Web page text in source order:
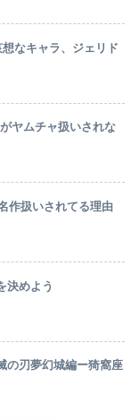
なキャラ、ジェリド
ヤムチャ扱いされな
作扱いされてる理由
決めよう
の刃夢幻城編ー猗窩座